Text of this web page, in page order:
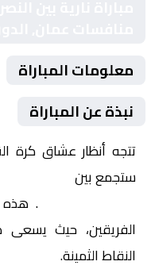
معلومات المباراة
نبذة عن المباراة
تتجه أنظار عشاق كرة
ستجمع بين
. هذه
الفريقين، حيث
النقاط الثمينة.